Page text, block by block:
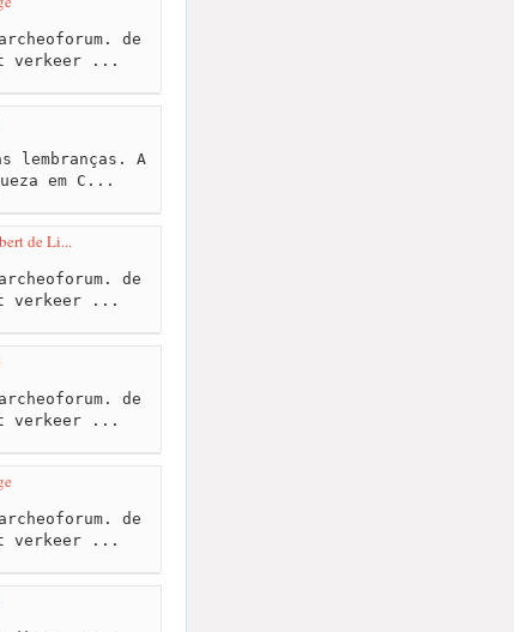
de
verkeer ...
lembranças. A
em C...
de Li...
de
verkeer ...
de
verkeer ...
de
verkeer ...